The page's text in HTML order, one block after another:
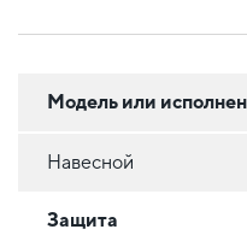
Модель или
Навесной
Защита